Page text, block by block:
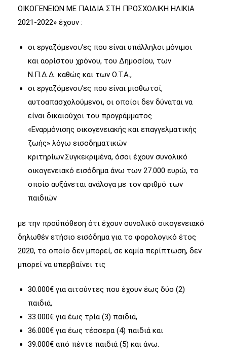
ΟΙΚΟΓΕΝΕΙΩΝ ΜΕ ΠΑΙΔΙΑ ΣΤΗ ΠΡΟΣΧΟΛΙΚΗ ΗΛΙΚΙΑ
2021-2022» έχουν :
οι εργαζόμενοι/ες που είναι υπάλληλοι μόνιμοι
και αορίστου χρόνου, του Δημοσίου, των
Ν.Π.Δ.Δ. καθώς και των Ο.Τ.Α.,
οι εργαζόμενοι/ες που είναι μισθωτοί,
αυτοαπασχολούμενοι, οι οποίοι δεν δύναται να
είναι δικαιούχοι του προγράμματος
«Εναρμόνισης οικογενειακής και επαγγελματικής
ζωής» λόγω εισοδηματικών
κριτηρίων.Συγκεκριμένα, όσοι έχουν συνολικό
οικογενειακό εισόδημα άνω των 27.000 ευρώ, το
οποίο αυξάνεται ανάλογα με τον αριθμό των
παιδιών
με την προϋπόθεση ότι έχουν συνολικό οικογενειακό
δηλωθέν ετήσιο εισόδημα για το φορολογικό έτος
2020, το οποίο δεν μπορεί, σε καμία περίπτωση, δεν
μπορεί να υπερβαίνει τις
30.000€ για αιτούντες που έχουν έως δύο (2)
παιδιά,
33.000€ για έως τρία (3) παιδιά,
36.000€ για έως τέσσερα (4) παιδιά και
39.000€ από πέντε παιδιά (5) και άνω.